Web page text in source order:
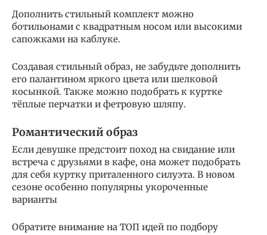
Дополнить стильный комплект можно
ботильонами с квадратным носом или высокими
сапожками на каблуке.
Создавая стильный образ, не забудьте дополнить
его палантином яркого цвета или шелковой
косынкой. Также можно подобрать к куртке
тёплые перчатки и фетровую шляпу.
Романтический образ
Если девушке предстоит поход на свидание или
встреча с друзьями в кафе, она может подобрать
для себя куртку приталенного силуэта. В новом
сезоне особенно популярны укороченные
варианты
Обратите внимание на ТОП идей по подбору